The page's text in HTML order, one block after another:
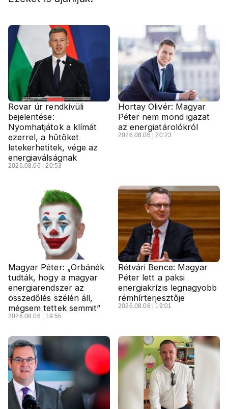
Rovar úr rendkívüli
bejelentése:
Nyomhatjátok a klímát
ezerrel, a hűtőket
letekerhetitek, vége az
energiaválságnak
2026.08.06 | 20:53
Hortay Olivér: Magyar
Péter nem mond igazat
az energiatárolókról
2026.08.06 | 20:23
Magyar Péter: „Orbánék
tudták, hogy a magyar
energiarendszer az
összedőlés szélén áll,
mégsem tettek semmit”
2026.08.06 | 19:55
Rétvári Bence: Magyar
Péter lett a paksi
energiakrízis legnagyobb
rémhírterjesztője
2026.08.06 | 19:01